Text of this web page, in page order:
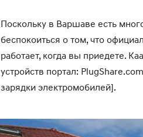
Поскольку в Варшаве есть
беспокоиться о том, что
работает, когда вы приедете.
устройств портал:
зарядки электромобилей].